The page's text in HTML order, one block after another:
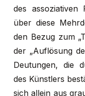
des assoziativen
über diese
den Bezug zum
der „Auflösung
Deutungen, die
des Künstlers
sich allein aus